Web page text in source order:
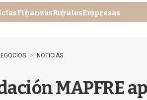
FinanzasRuralesEmpresas
NOTICIAS
MAPFRE